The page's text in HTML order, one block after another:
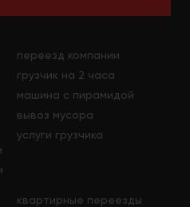
нескольких суток) с
сайте.
за помощью к
подобрать
также подскажут,
лучше всего подойдет
аренда каких
предпочтительнее
товара.
переезд компании
грузчик на 2 часа
машина с пирамидой
вывоз мусора
услуги грузчика
квартирные переезды